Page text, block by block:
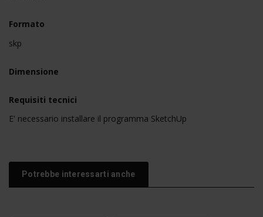
Formato
skp
Dimensione
Requisiti tecnici
E' necessario installare il programma SketchUp
Potrebbe interessarti anche